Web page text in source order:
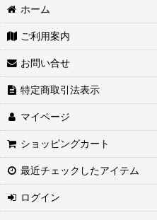
100]
2,460円(税込)
紙管巻出荷（合皮生
ホーム
ご利用案内
お問い合せ
特定商取引法表示
マイページ
ショッピングカート
最近チェックしたアイテム
ログイン